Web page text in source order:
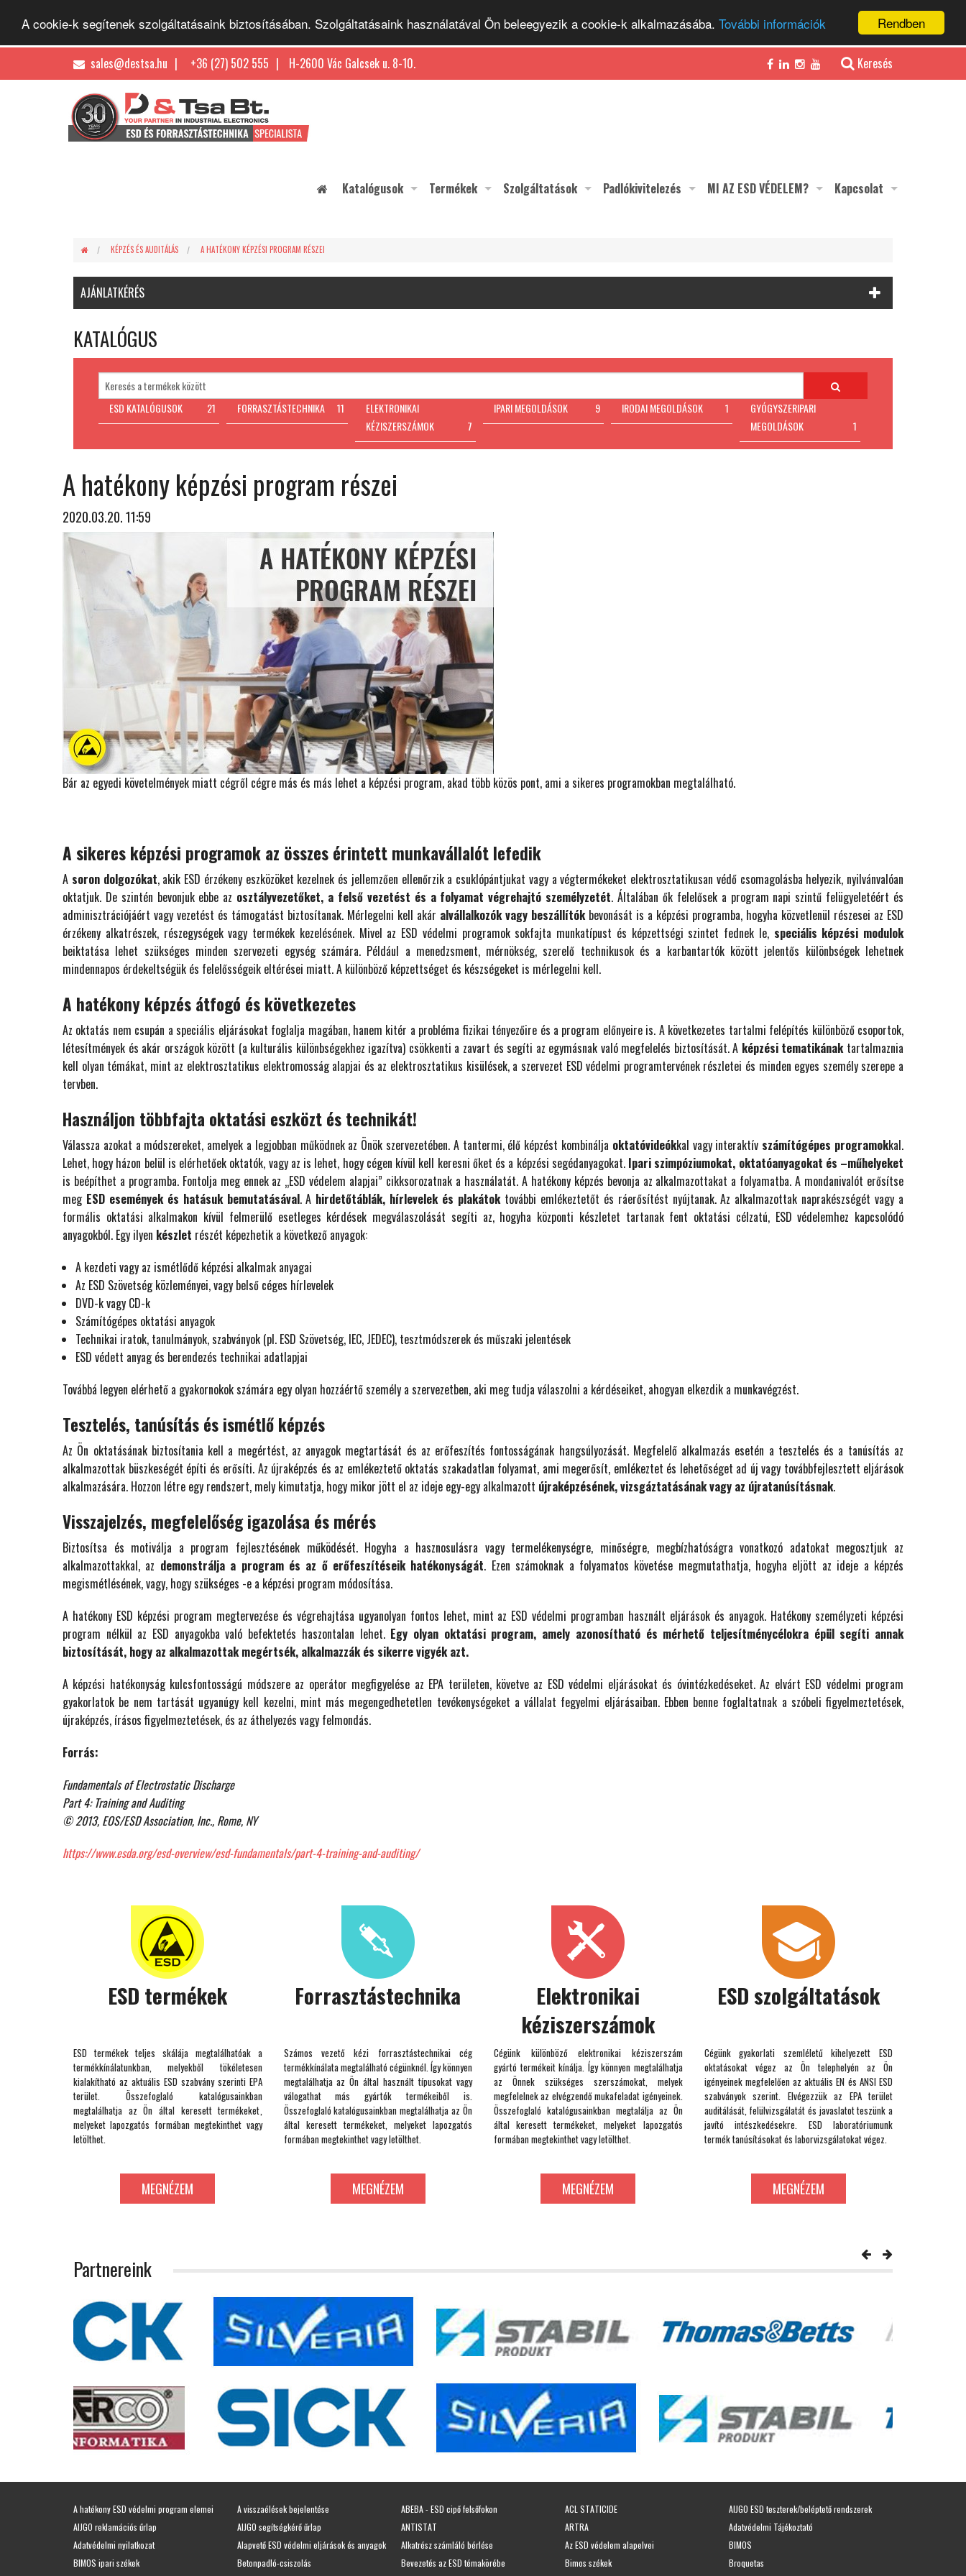
Rendben
A cookie-k segítenek szolgáltatásaink biztosításában. Szolgáltatásaink használatával Ön beleegyezik a cookie-k alkalmazásába. További információk
sales@destsa.hu +36 (27) 502 555 H-2600 Vác Galcsek u. 8-10. Keresés
Katalógusok Termékek Szolgáltatások Padlókivitelezés MI AZ ESD VÉDELEM? Kapcsolat
KÉPZÉS ÉS AUDITÁLÁS A HATÉKONY KÉPZÉSI PROGRAM RÉSZEI
AJÁNLATKÉRÉS
KATALÓGUS
ESD KATALÓGUSOK 21 FORRASZTÁSTECHNIKA 11
ELEKTRONIKAI
KÉZISZERSZÁMOK
7
IPARI MEGOLDÁSOK 9 IRODAI MEGOLDÁSOK 1
GYÓGYSZERIPARI
MEGOLDÁSOK
1
A hatékony képzési program részei
2020.03.20. 11:59
Bár az egyedi követelmények miatt cégről cégre más és más lehet a képzési program, akad több közös pont, ami a sikeres programokban megtalálható.
A sikeres képzési programok az összes érintett munkavállalót lefedik
A soron dolgozókat, akik ESD érzékeny eszközöket kezelnek és jellemzően ellenőrzik a csuklópántjukat vagy a végtermékeket elektrosztatikusan védő csomagolásba helyezik, nyilvánvalóan
oktatjuk. De szintén bevonjuk ebbe az osztályvezetőket, a felső vezetést és a folyamat végrehajtó személyzetét. Általában ők felelősek a program napi szintű felügyeletéért és
adminisztrációjáért vagy vezetést és támogatást biztosítanak. Mérlegelni kell akár alvállalkozók vagy beszállítókbevonását is a képzési programba, hogyha közvetlenül részesei az ESD
érzékeny alkatrészek, részegységek vagy termékek kezelésének. Mivel az ESD védelmi programok sokfajta munkatípust és képzettségi szintet fednek le, speciális képzési modulok
beiktatása lehet szükséges minden szervezeti egység számára. Például a menedzsment, mérnökség, szerelő technikusok és a karbantartók között jelentős különbségek lehetnek
mindennapos érdekeltségük és felelősségeik eltérései miatt. A különböző képzettséget és készségeket is mérlegelni kell.
A hatékony képzés átfogó és következetes
Az oktatás nem csupán a speciális eljárásokat foglalja magában, hanem kitér a probléma fizikai tényezőire és a program előnyeire is. A következetes tartalmi felépítés különböző csoportok,
létesítmények és akár országok között (a kulturális különbségekhez igazítva) csökkenti a zavart és segíti az egymásnak való megfelelés biztosítását. A képzési tematikánaktartalmaznia
kell olyan témákat, mint az elektrosztatikus elektromosság alapjai és az elektrosztatikus kisülések, a szervezet ESD védelmi programtervének részletei és minden egyes személy szerepe a
tervben.
Használjon többfajta oktatási eszközt és technikát!
Válassza azokat a módszereket, amelyek a legjobban működnek az Önök szervezetében. A tantermi, élő képzést kombinálja oktatóvideókkal vagy interaktív számítógépes programokkal.
Lehet, hogy házon belül is elérhetőek oktatók, vagy az is lehet, hogy cégen kívül kell keresni őket és a képzési segédanyagokat. Ipari szimpóziumokat, oktatóanyagokat és –műhelyeket
is beépíthet a programba. Fontolja meg ennek az „ESD védelem alapjai” cikksorozatnak a használatát. A hatékony képzés bevonja az alkalmazottakat a folyamatba. A mondanivalót erősítse
meg ESD események és hatásuk bemutatásával. A hirdetőtáblák, hírlevelek és plakátoktovábbi emlékeztetőt és ráerősítést nyújtanak. Az alkalmazottak naprakészségét vagy a
formális oktatási alkalmakon kívül felmerülő esetleges kérdések megválaszolását segíti az, hogyha központi készletet tartanak fent oktatási célzatú, ESD védelemhez kapcsolódó
anyagokból. Egy ilyen készlet részét képezhetik a következő anyagok:
A kezdeti vagy az ismétlődő képzési alkalmak anyagai
Az ESD Szövetség közleményei, vagy belső céges hírlevelek
DVD-k vagy CD-k
Számítógépes oktatási anyagok
Technikai iratok, tanulmányok, szabványok (pl. ESD Szövetség, IEC, JEDEC), tesztmódszerek és műszaki jelentések
ESD védett anyag és berendezés technikai adatlapjai
Továbbá legyen elérhető a gyakornokok számára egy olyan hozzáértő személy a szervezetben, aki meg tudja válaszolni a kérdéseiket, ahogyan elkezdik a munkavégzést.
Tesztelés, tanúsítás és ismétlő képzés
Az Ön oktatásának biztosítania kell a megértést, az anyagok megtartását és az erőfeszítés fontosságának hangsúlyozását. Megfelelő alkalmazás esetén a tesztelés és a tanúsítás az
alkalmazottak büszkeségét építi és erősíti. Az újraképzés és az emlékeztető oktatás szakadatlan folyamat, ami megerősít, emlékeztet és lehetőséget ad új vagy továbbfejlesztett eljárások
alkalmazására. Hozzon létre egy rendszert, mely kimutatja, hogy mikor jött el az ideje egy-egy alkalmazott újraképzésének, vizsgáztatásának vagy az újratanúsításnak.
Visszajelzés, megfelelőség igazolása és mérés
Biztosítsa és motiválja a program fejlesztésének működését. Hogyha a hasznosulásra vagy termelékenységre, minőségre, megbízhatóságra vonatkozó adatokat megosztjuk az
alkalmazottakkal, az demonstrálja a program és az ő erőfeszítéseik hatékonyságát. Ezen számoknak a folyamatos követése megmutathatja, hogyha eljött az ideje a képzés
megismétlésének, vagy, hogy szükséges -e a képzési program módosítása.
A hatékony ESD képzési program megtervezése és végrehajtása ugyanolyan fontos lehet, mint az ESD védelmi programban használt eljárások és anyagok. Hatékony személyzeti képzési
program nélkül az ESD anyagokba való befektetés haszontalan lehet. Egy olyan oktatási program, amely azonosítható és mérhető teljesítménycélokra épül segíti annak
biztosítását, hogy az alkalmazottak megértsék, alkalmazzák és sikerre vigyék azt.
A képzési hatékonyság kulcsfontosságú módszere az operátor megfigyelése az EPA területen, követve az ESD védelmi eljárásokat és óvintézkedéseket. Az elvárt ESD védelmi program
gyakorlatok be nem tartását ugyanúgy kell kezelni, mint más megengedhetetlen tevékenységeket a vállalat fegyelmi eljárásaiban. Ebben benne foglaltatnak a szóbeli figyelmeztetések,
újraképzés, írásos figyelmeztetések, és az áthelyezés vagy felmondás.
Forrás:
Fundamentals of Electrostatic Discharge
Part 4: Training and Auditing
© 2013, EOS/ESD Association, Inc., Rome, NY
https://www.esda.org/esd-overview/esd-fundamentals/part-4-training-and-auditing/
ESD termékek
ESD termékek teljes skálája megtalálhatóak a
termékkínálatunkban, melyekből tökéletesen
kialakítható az aktuális ESD szabvány szerinti EPA
terület. Összefoglaló katalógusainkban
megtalálhatja az Ön által keresett termékeket,
melyeket lapozgatós formában megtekinthet vagy
letölthet.
MEGNÉZEM
Forrasztástechnika
Számos vezető kézi forrasztástechnikai cég
termékkínálata megtalálható cégünknél. Így könnyen
megtalálhatja az Ön által használt típusokat vagy
válogathat más gyártók termékeiből is.
Összefoglaló katalógusainkban megtalálhatja az Ön
által keresett termékeket, melyeket lapozgatós
formában megtekinthet vagy letölthet.
MEGNÉZEM
Elektronikai
kéziszerszámok
Cégünk különböző elektronikai kéziszerszám
gyártó termékeit kínálja. Így könnyen megtalálhatja
az Önnek szükséges szerszámokat, melyek
megfelelnek az elvégzendő mukafeladat igényeinek.
Összefoglaló katalógusainkban megtalálja az Ön
által keresett termékeket, melyeket lapozgatós
formában megtekinthet vagy letölthet.
MEGNÉZEM
ESD szolgáltatások
Cégünk gyakorlati szemléletű kihelyezett ESD
oktatásokat végez az Ön telephelyén az Ön
igényeinek megfelelően az aktuális EN és ANSI ESD
szabványok szerint. Elvégezzük az EPA terület
auditálását, felülvizsgálatát és javaslatot teszünk a
javító intészkedésekre. ESD laboratóriumunk
termék tanúsításokat és laborvizsgálatokat végez.
MEGNÉZEM
Partnereink
A hatékony ESD védelmi program elemei A visszaélések bejelentése ABEBA - ESD cipő felsőfokon ACL STATICIDE
AIJGO ESD teszterek/beléptető rendszerek
AIJGO reklamációs űrlap
AIJGO segítségkérő űrlap ANTISTAT ARTRA
Adatvédelmi Tájékoztató
Adatvédelmi nyilatkozat
Alapvető ESD védelmi eljárások és anyagok Alkatrész számláló bérlése Az ESD védelem alapelvei
BIMOS
BIMOS ipari székek
Betonpadló-csiszolás Bevezetés az ESD témakörébe Bimos székek
Broquetas